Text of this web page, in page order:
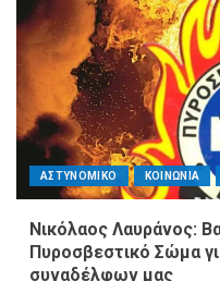
ΑΣΤΥΝΟΜΙΚΟ ΚΟΙΝΩΝΙΑ
Νικόλαος Λαυράνος:
Πυροσβεστικό Σώμα
συναδέλφων μας